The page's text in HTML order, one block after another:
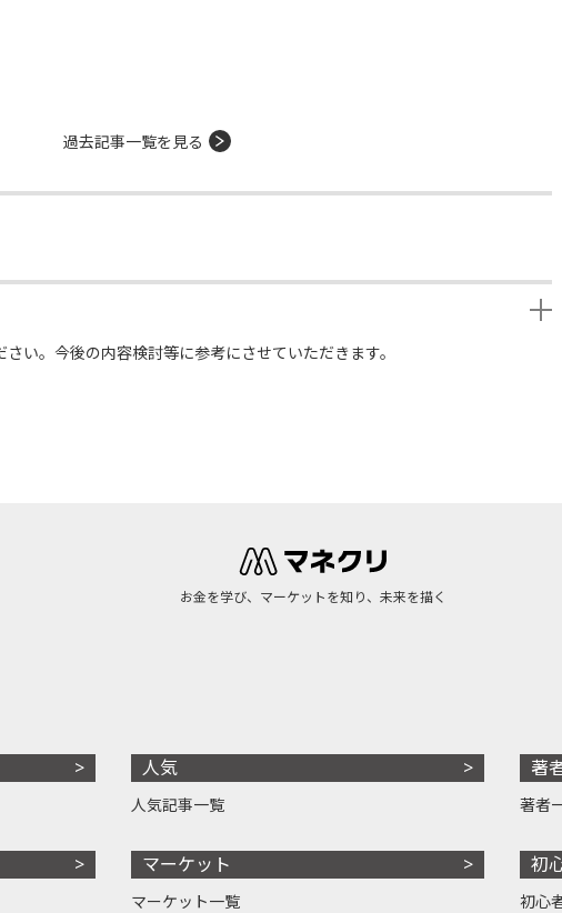
過去記事一覧を見る
い。今後の内容検討等に参考にさせていただきます。
お金を学び、マーケットを知り、未来を描く
人気
人気記事一覧
マーケット
マーケット一覧
著
著者
初
初心